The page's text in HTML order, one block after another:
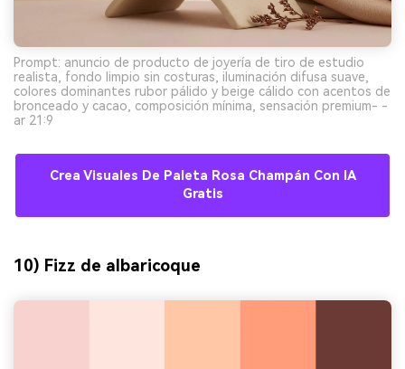
Prompt: anuncio de producto de joyería de tiro de estudio
realista, fondo limpio sin costuras, iluminación difusa suave,
colores dominantes rubor pálido y beige cálido con acentos de
bronceado y cacao, composición mínima, sensación premium- -
ar 21:9
Crea Visuales De Paleta Rosa Champán Con IA
Gratis
10) Fizz de albaricoque